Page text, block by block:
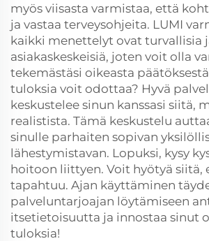
myös viisasta varmistaa, että
ja vastaa terveysohjeita. LUMI
kaikki menettelyt ovat turvallisia
asiakaskeskeisiä, joten voit olla
tekemästäsi oikeasta
tuloksia voit odottaa? Hyvä
keskustelee sinun kanssasi siitä,
realistista. Tämä keskustelu
sinulle parhaiten sopivan
lähestymistavan. Lopuksi, kysy
hoitoon liittyen. Voit hyötyä siitä,
tapahtuu. Ajan käyttäminen
palveluntarjoajan löytämiseen
itsetietoisuutta ja innostaa sinut
tuloksia!